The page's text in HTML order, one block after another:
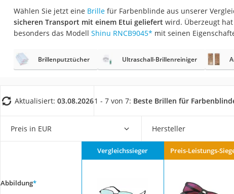
Reisehaartrockner
Eiweißpulver
Katzenklappe
leichter
Philips-Sonicare-
Schildkrötenhaus
Mineralfutter Pferd
Service
Wählen Sie jetzt eine Brillefür Farbenblinde aus unserer
sicheren Transport mit einem Etui geliefert wird. Überzeugt
besonders das Modell Shinu RNCB9045* mit seinen
Brillenputztücher Ultraschall-Brillenreiniger
Aktualisiert: 03.08.20261 - 7 von 7: Beste Brillen für
Preis in EUR Hersteller
Abbildung*
Vergleichssieger Preis-Leistungs-